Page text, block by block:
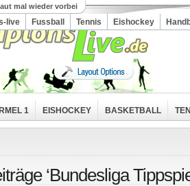
mal wieder vorbei
live Fussball Tennis Eishockey
1 EISHOCKEY BASKETBALL
‘Bundesliga